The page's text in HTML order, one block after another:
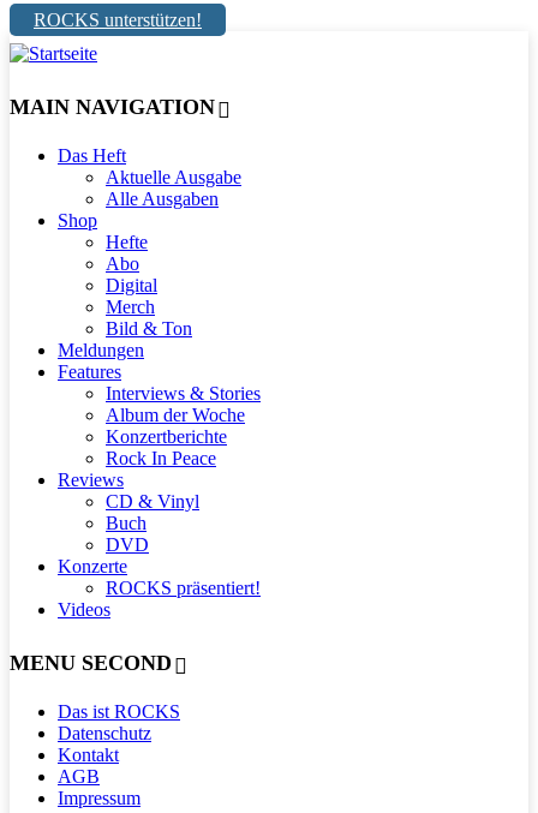
ROCKS unterstützen!
MAIN NAVIGATION
Das Heft
Aktuelle Ausgabe
Alle Ausgaben
Shop
Hefte
Abo
Digital
Merch
Bild & Ton
Meldungen
Features
Interviews & Stories
Album der Woche
Konzertberichte
Rock In Peace
Reviews
CD & Vinyl
Buch
DVD
Konzerte
ROCKS präsentiert!
Videos
MENU SECOND
Das ist ROCKS
Datenschutz
Kontakt
AGB
Impressum